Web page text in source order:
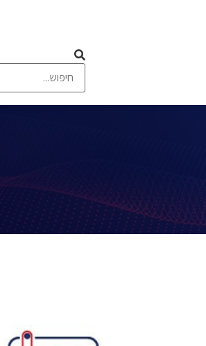
תקשורת אלחוטית וסלולרית